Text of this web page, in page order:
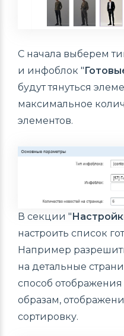
С начала выберем
и инфоблок "
будут тянуться
максимальное
элементов.
В секции "
настроить список
Например
на детальные
способ
образам,
сортировку.